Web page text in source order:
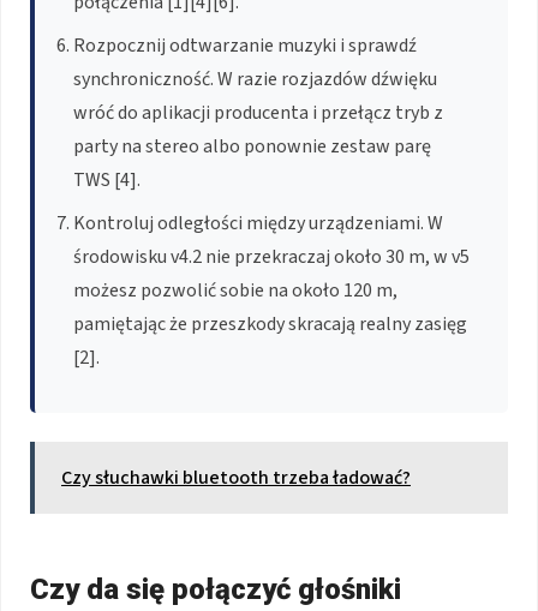
Rozpocznij odtwarzanie muzyki i sprawdź
synchroniczność. W razie rozjazdów dźwięku
wróć do aplikacji producenta i przełącz tryb z
party na stereo albo ponownie zestaw parę
TWS [4].
Kontroluj odległości między urządzeniami. W
środowisku v4.2 nie przekraczaj około 30 m, w v5
możesz pozwolić sobie na około 120 m,
pamiętając że przeszkody skracają realny zasięg
[2].
Czy słuchawki bluetooth trzeba ładować?
Czy da się połączyć głośniki